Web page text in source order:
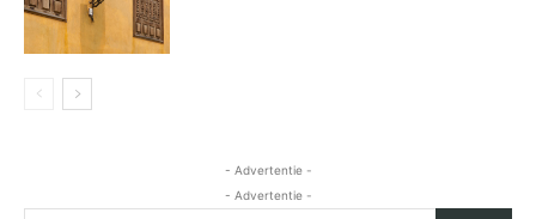
- Advertentie -
- Advertentie -